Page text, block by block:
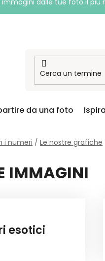
dalle tue foto il più
da una foto
i numeri / Le nostre grafiche
IMMAGINI
esotici